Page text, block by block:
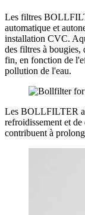
Les filtres
automatique et
installation CVC.
des filtres à bougies,
fin, en fonction de
pollution de l'eau.
Les BOLLFILTER
refroidissement et
contribuent à